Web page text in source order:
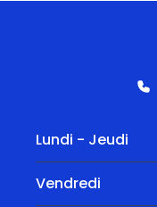
Lundi - Jeudi
Vendredi